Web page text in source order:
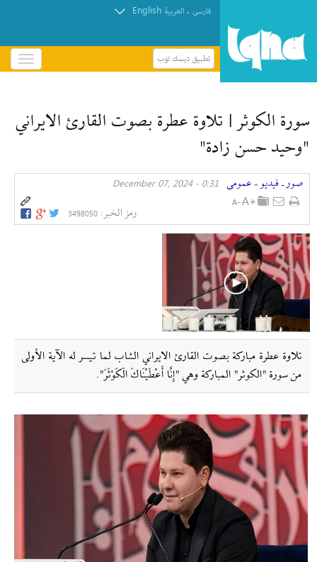
فارسی . العربیة English
تطبيق ديسك توب
باز
و
منو
سورة الكوثر | تلاوة عطرة بصوت القارئ الايراني
"وحيد حسن زادة"
صور ـ فيديو » عمومی 0:31 - December 07, 2024
رمز الخبر: 3498050
تلاوة عطرة مباركة بصوت القارئ الايراني الشاب لما تيسر له الآية الأولى
من سورة "الكوثر" المباركة وهي "إِنَّا أَعْطَيْنَاكَ الْكَوْثَرَ".